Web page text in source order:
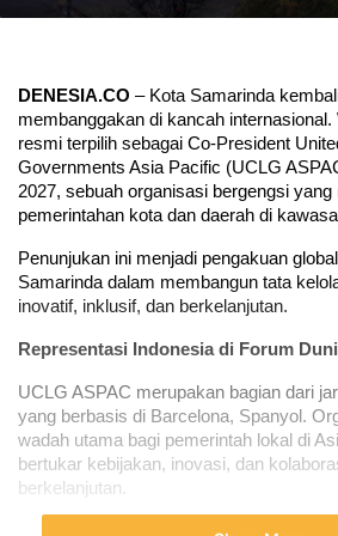
DENESIA.CO – Kota Samarinda
membanggakan di kancah internasional.
resmi terpilih sebagai Co-President
Governments Asia Pacific (UCLG
2027, sebuah organisasi bergengsi yang
pemerintahan kota dan daerah di
Penunjukan ini menjadi pengakuan
Samarinda dalam membangun tata
inovatif, inklusif, dan berkelanjutan.
Representasi Indonesia di Forum
UCLG ASPAC merupakan bagian dari
yang berbasis di Barcelona, Spanyol.
wadah utama bagi pemerintah lokal di
bertukar kebijakan, inovasi, dan
berkelanjutan.
Dengan jabatan Co-President, Andi